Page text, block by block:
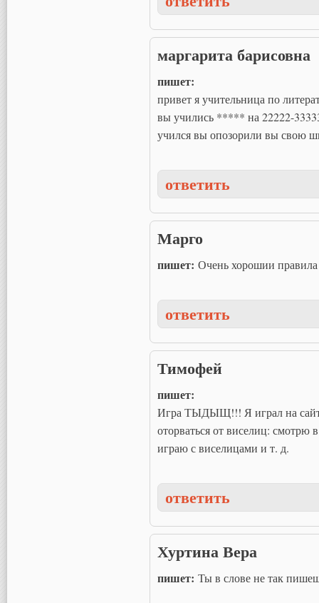
маргарита барисовна
пишет:
привет я учительница по
вы учились ***** на 22222-
учился вы опозорили вы свою
ответить
Марго
пишет: Очень хорошии правила
ответить
Тимофей
пишет:
Игра ТЫДЫЩ!!! Я играл на
оторваться от виселиц: смотрю
играю с виселицами и т. д.
ответить
Хуртина Вера
пишет: Ты в слове не так